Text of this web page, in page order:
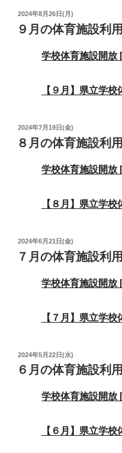
投
稿
日:
2024年8月26日(月)
９月の体育施設利
学校体育施設開放
【９月】県立学
投
稿
日:
2024年7月19日(金)
８月の体育施設利
学校体育施設開放
【８月】県立学
投
稿
日:
2024年6月21日(金)
７月の体育施設利
学校体育施設開放
【７月】県立学
投
稿
日:
2024年5月22日(水)
６月の体育施設利
学校体育施設開放
【６月】県立学